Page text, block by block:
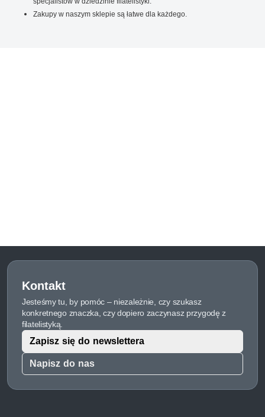
Zakupy w naszym sklepie są łatwe dla każdego.
Kontakt
Jesteśmy tu, by pomóc – niezależnie, czy szukasz
konkretnego znaczka, czy dopiero zaczynasz przygodę z
filatelistyką.
Napisz do nas
Zapisz się do newslettera